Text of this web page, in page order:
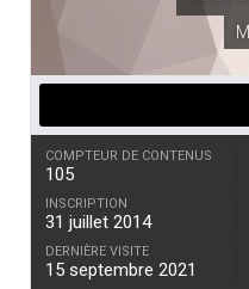
COMPTEUR DE CONTENUS
105
INSCRIPTION
31 juillet 2014
DERNIÈRE VISITE
15 septembre 2021